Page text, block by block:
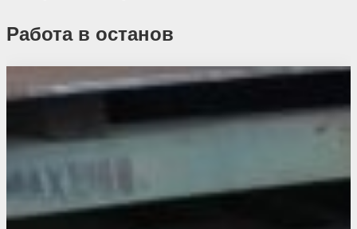
Работа в останов
Похожие проекты